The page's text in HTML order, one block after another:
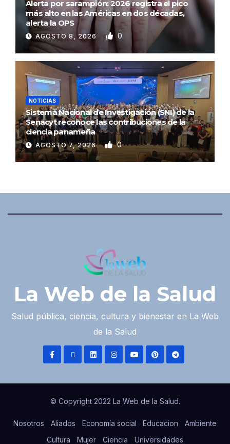
Alerta por sarampión: 2026 registra el pico
más alto en las Américas en dos décadas,
alerta la OPS
AGOSTO 8, 2026 0
NOTICIAS
Sistema Nacional de Investigación (SNI) de la
Senacyt reconoce las contribuciones de la
ciencia panameña
AGOSTO 7, 2026 0
La Web de la Salud
Salud pública, ciencia, cultura y bienestar en La Web
de la Salud
© Copyright 2022 La Web de la Salud.
Nosotros Aliados Economía social Educacion
Ambiente
Cultura
Mujer Ciencia Universidades